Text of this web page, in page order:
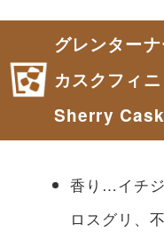
グレンター
カスクフィ
Sherry
香り…イチ
ロスグリ、